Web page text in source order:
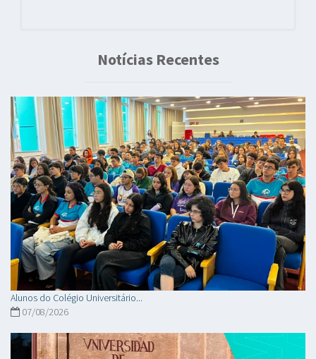
Notícias Recentes
Alunos do Colégio Universitário...
07/08/2026